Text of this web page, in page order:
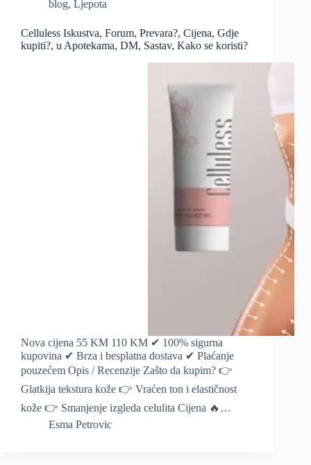
blog, Ljepota
Celluless Iskustva, Forum, Prevara?, Cijena, Gdje
kupiti?, u Apotekama, DM, Sastav, Kako se koristi?
Nova cijena 55 KM 110 KM ✔ 100% sigurna
kupovina ✔ Brza i besplatna dostava ✔ Plaćanje
pouzećem Opis / Recenzije Zašto da kupim? 👉
Glatkija tekstura kože 👉 Vraćen ton i elastičnost
kože 👉 Smanjenje izgleda celulita Cijena 🔥…
Esma Petrovic